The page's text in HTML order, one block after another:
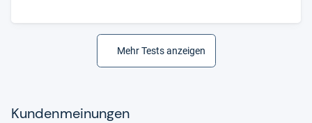
Mehr Tests anzeigen
Kun­den­mei­nun­gen